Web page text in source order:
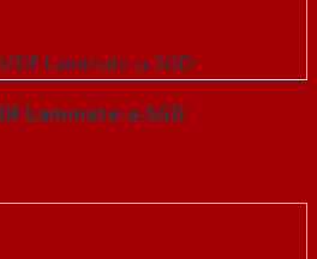
Laminate-a-SGD